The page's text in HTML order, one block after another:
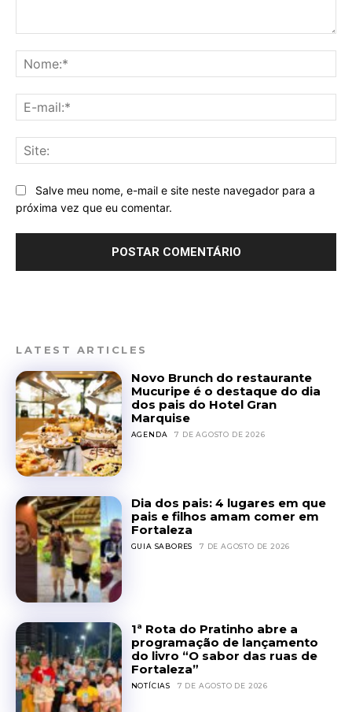
Salve meu nome, e-mail e site neste navegador para a
próxima vez que eu comentar.
LATEST ARTICLES
Novo Brunch do restaurante
Mucuripe é o destaque do dia
dos pais do Hotel Gran
Marquise
AGENDA 7 DE AGOSTO DE 2026
Dia dos pais: 4 lugares em que
pais e filhos amam comer em
Fortaleza
GUIA SABORES 7 DE AGOSTO DE 2026
1ª Rota do Pratinho abre a
programação de lançamento
do livro “O sabor das ruas de
Fortaleza”
NOTÍCIAS 7 DE AGOSTO DE 2026